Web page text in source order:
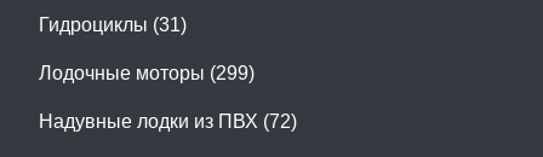
Гидроциклы (31)
Лодочные моторы (299)
Надувные лодки из ПВХ (72)